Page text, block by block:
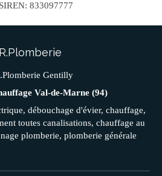
SIREN: 833097777
Gentilly
Val-de-Marne (94)
débouchage d'évier, chauffage,
toutes canalisations, chauffage au
plomberie, plomberie générale